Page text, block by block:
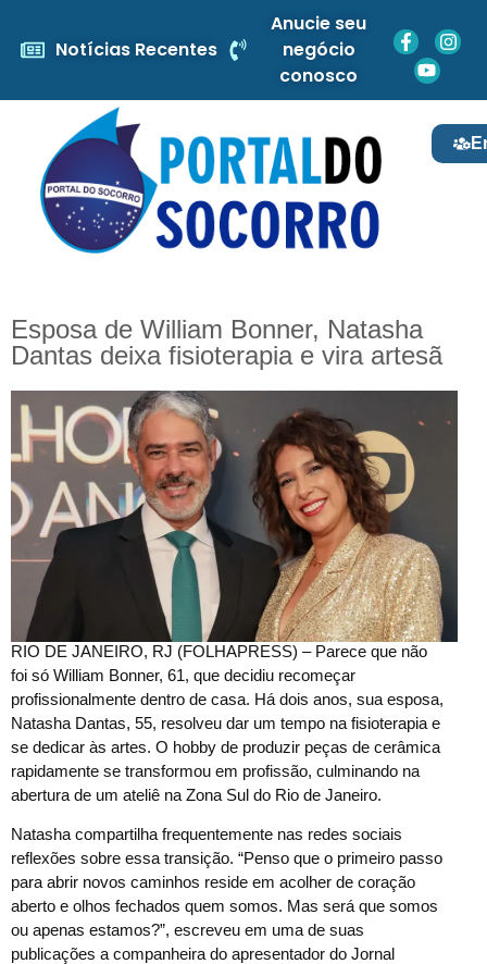
Notícias Recentes
Anucie seu
negócio
conosco
Esposa de William Bonner, Natasha
Dantas deixa fisioterapia e vira artesã
RIO DE JANEIRO, RJ (FOLHAPRESS) – Parece que não
foi só William Bonner, 61, que decidiu recomeçar
profissionalmente dentro de casa. Há dois anos, sua esposa,
Natasha Dantas, 55, resolveu dar um tempo na fisioterapia e
se dedicar às artes. O hobby de produzir peças de cerâmica
rapidamente se transformou em profissão, culminando na
abertura de um ateliê na Zona Sul do Rio de Janeiro.
Natasha compartilha frequentemente nas redes sociais
reflexões sobre essa transição. “Penso que o primeiro passo
para abrir novos caminhos reside em acolher de coração
aberto e olhos fechados quem somos. Mas será que somos
ou apenas estamos?”, escreveu em uma de suas
publicações a companheira do apresentador do Jornal